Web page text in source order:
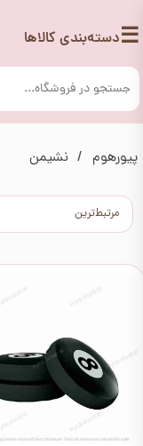
☰دسته‌بندی کالاها
پیورهوم نشیمن
مرتبط‌ترین